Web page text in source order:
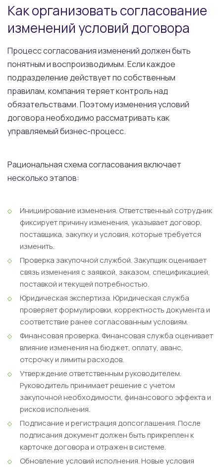
Как организовать согласование
изменений условий договора
Процесс согласования изменений должен быть
понятным и воспроизводимым. Если каждое
подразделение действует по собственным
правилам, компания теряет контроль над
обязательствами. Поэтому изменения условий
договора необходимо рассматривать как
управляемый бизнес-процесс.
Рациональная схема согласования включает
несколько этапов:
Инициирование изменения. Ответственный сотрудник
фиксирует причину изменения, указывает договор,
поставщика, закупку и условия, которые требуется
изменить.
Проверка закупочной службой.Закупщик оценивает
связь изменения с заявкой, заказом, спецификацией,
поставкой и текущей потребностью.
Юридическая экспертиза.Юридическая служба
проверяет формулировки, корректность документа и
соответствие ранее согласованным условиям.
Финансовая проверка.Финансовая служба оценивает
влияние изменения на бюджет, оплату, аванс,
отсрочку и лимиты расходов.
Утверждение ответственным руководителем.
Руководитель принимает решение с учетом
закупочной необходимости, финансового эффекта и
рисков исполнения.
Подписание и регистрация допсоглашения.После
подписания документ должен быть прикреплен к
карточке договора и отражен в системе.
Обновление условий исполнения.Новые условия